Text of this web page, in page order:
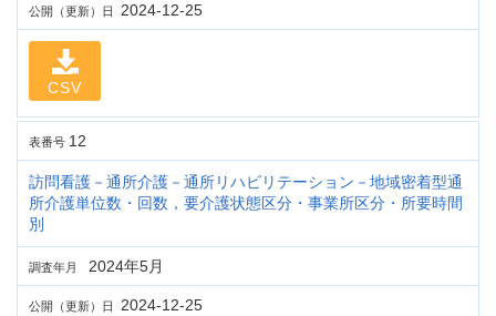
公開（更新）日 2024-12-25
CSV
表番号 12
訪問看護－通所介護－通所リハビリテーション－地域密着型通
所介護単位数・回数，要介護状態区分・事業所区分・所要時間
別
調査年月 2024年5月
公開（更新）日 2024-12-25